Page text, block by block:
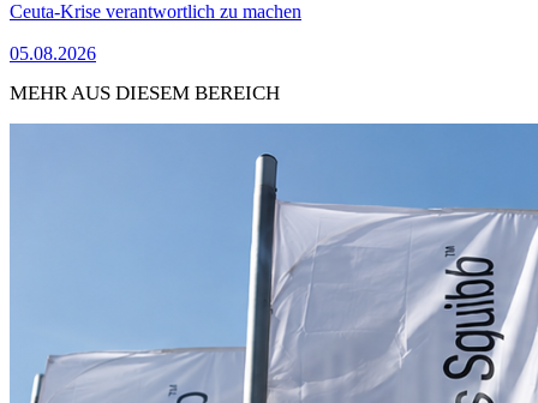
Ceuta-Krise verantwortlich zu machen
05.08.2026
MEHR AUS DIESEM BEREICH